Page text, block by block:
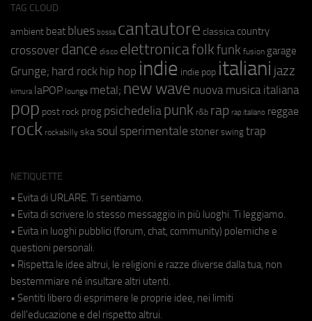
TAG CLOUD
ambient beat blues bossa cantautore classica country
crossover dance disco elettronicafolkfunk fusion garage
Grunge; hard rock hip hop indie indie pop italiani jazz
kimura laPOP lounge metal; new wave nuova musica italiana
pop post rock prog psichedeliapunk r&b rap rap italiano reggae
rock rockabilly ska soul sperimentale stoner swing trap
NETIQUETTE
• Evita di URLARE. Ti sentiamo.
• Evita di scrivere lo stesso messaggio in più luoghi. Ti leggiamo.
• Evita in luoghi pubblici (forum, chat, community) polemiche e
questioni personali.
• Rispetta le idee altrui, le religioni e razze diverse dalla tua, non
bestemmiare né insultare altri utenti.
• Sentiti libero di esprimere le proprie idee, nei limiti
dell'educazione e del rispetto altrui.